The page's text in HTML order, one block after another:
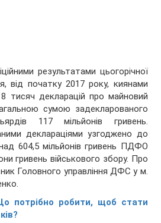
результатами цьогорічної
від початку 2017 року, киянами
тисяч декларацій про майновий
сумою задекларованого
117 мільйонів гривень.
деклараціями узгоджено до
604,5 мільйонів гривень ПДФО
гривень військового збору. Про
Головного управління ДФС у м.
потрібно робити, щоб стати